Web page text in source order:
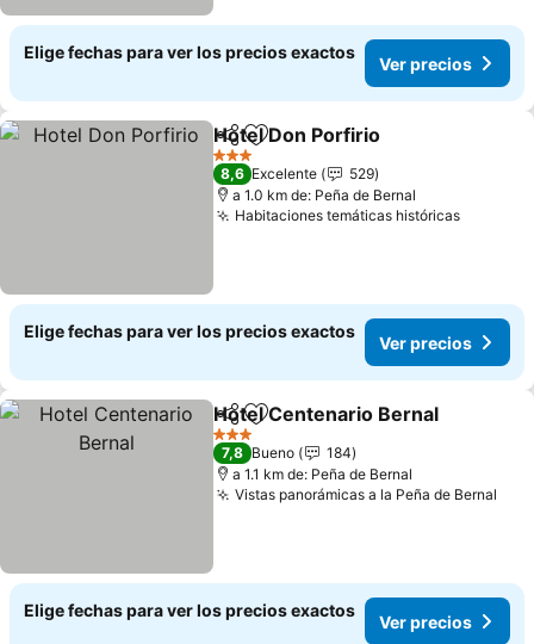
Elige fechas para ver los precios exactos
Ver precios
CompartirAgregar a favoritos
Hotel Don Porfirio
3 Estrellas
8,6 Excelente
529
a 1.0 km de: Peña de Bernal
Habitaciones temáticas históricas
Elige fechas para ver los precios exactos
Ver precios
CompartirAgregar a favoritos
Hotel Centenario Bernal
3 Estrellas
7,8 Bueno
184
a 1.1 km de: Peña de Bernal
Vistas panorámicas a la Peña de Bernal
Elige fechas para ver los precios exactos
Ver precios